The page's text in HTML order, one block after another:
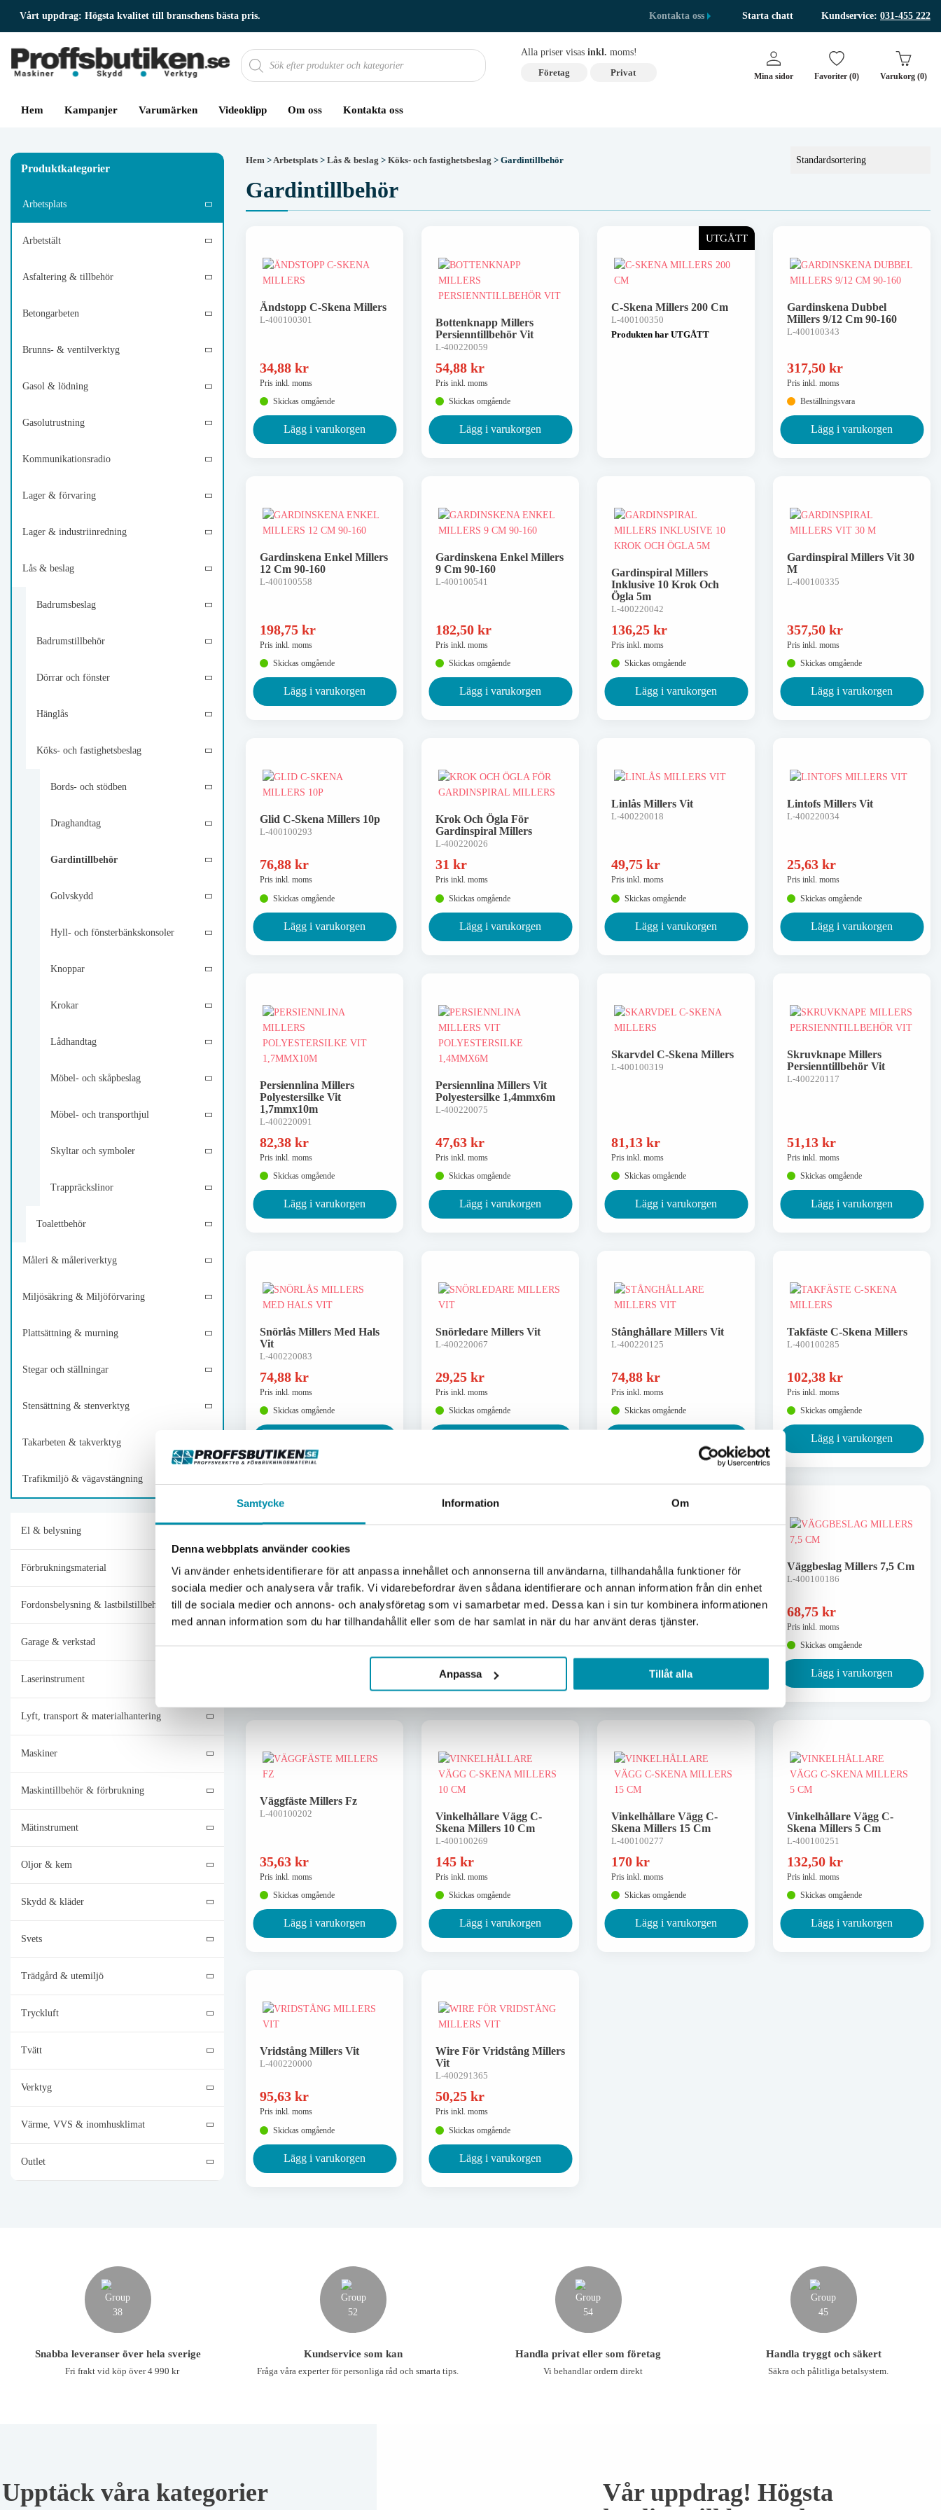
Samtycke Information Om
Denna webbplats använder cookies
Vi använder enhetsidentifierare för att anpassa innehållet och annonserna till användarna, tillhandahålla funktioner för
sociala medier och analysera vår trafik. Vi vidarebefordrar även sådana identifierare och annan information från din enhet
till de sociala medier och annons- och analysföretag som vi samarbetar med. Dessa kan i sin tur kombinera informationen
med annan information som du har tillhandahållit eller som de har samlat in när du har använt deras tjänster.
Anpassa Tillåt alla
Vårt uppdrag: Högsta kvalitet till branschens bästa pris. Kontakta oss Starta chatt Kundservice: 031-455 222
Produktsökning Alla priser visas inkl. moms!
Företag
Privat Mina sidor Favoriter (0) Varukorg (0)
Hem Kampanjer Varumärken Videoklipp Om oss Kontakta oss
Produktkategorier
Arbetsplats
Arbetstält
Asfaltering & tillbehör
Betongarbeten
Brunns- & ventilverktyg
Gasol & lödning
Gasolutrustning
Kommunikationsradio
Lager & förvaring
Lager & industriinredning
Lås & beslag
Badrumsbeslag
Badrumstillbehör
Dörrar och fönster
Hänglås
Köks- och fastighetsbeslag
Bords- och stödben
Draghandtag
Gardintillbehör
Golvskydd
Hyll- och fönsterbänkskonsoler
Knoppar
Krokar
Lådhandtag
Möbel- och skåpbeslag
Möbel- och transporthjul
Skyltar och symboler
Trappräckslinor
Toalettbehör
Måleri & måleriverktyg
Miljösäkring & Miljöförvaring
Plattsättning & murning
Stegar och ställningar
Stensättning & stenverktyg
Takarbeten & takverktyg
Trafikmiljö & vägavstängning
El & belysning
Förbrukningsmaterial
Fordonsbelysning & lastbilstillbehör
Garage & verkstad
Laserinstrument
Lyft, transport & materialhantering
Maskiner
Maskintillbehör & förbrukning
Mätinstrument
Oljor & kem
Outlet
Skydd & kläder
Svets
Trädgård & utemiljö
Tryckluft
Tvätt
Värme, VVS & inomhusklimat
Verktyg
Hem >Arbetsplats > Lås & beslag > Köks- och fastighetsbeslag > Gardintillbehör
Gardintillbehör
Ändstopp C-Skena Millers
L-400100301
34,88 kr
Pris inkl. moms
Skickas omgående
Lägg i varukorgen
Bottenknapp Millers
Persienntillbehör Vit
L-400220059
54,88 kr
Pris inkl. moms
Skickas omgående
Lägg i varukorgen
UTGÅTT
C-Skena Millers 200 Cm
L-400100350
Produkten har UTGÅTT
Gardinskena Dubbel
Millers 9/12 Cm 90-160
L-400100343
317,50 kr
Pris inkl. moms
Beställningsvara
Lägg i varukorgen
Gardinskena Enkel Millers
12 Cm 90-160
L-400100558
198,75 kr
Pris inkl. moms
Skickas omgående
Lägg i varukorgen
Gardinskena Enkel Millers
9 Cm 90-160
L-400100541
182,50 kr
Pris inkl. moms
Skickas omgående
Lägg i varukorgen
Gardinspiral Millers
Inklusive 10 Krok Och
Ögla 5m
L-400220042
136,25 kr
Pris inkl. moms
Skickas omgående
Lägg i varukorgen
Gardinspiral Millers Vit 30
M
L-400100335
357,50 kr
Pris inkl. moms
Skickas omgående
Lägg i varukorgen
Glid C-Skena Millers 10p
L-400100293
76,88 kr
Pris inkl. moms
Skickas omgående
Lägg i varukorgen
Krok Och Ögla För
Gardinspiral Millers
L-400220026
31 kr
Pris inkl. moms
Skickas omgående
Lägg i varukorgen
Linlås Millers Vit
L-400220018
49,75 kr
Pris inkl. moms
Skickas omgående
Lägg i varukorgen
Lintofs Millers Vit
L-400220034
25,63 kr
Pris inkl. moms
Skickas omgående
Lägg i varukorgen
Persiennlina Millers
Polyestersilke Vit
1,7mmx10m
L-400220091
82,38 kr
Pris inkl. moms
Skickas omgående
Lägg i varukorgen
Persiennlina Millers Vit
Polyestersilke 1,4mmx6m
L-400220075
47,63 kr
Pris inkl. moms
Skickas omgående
Lägg i varukorgen
Skarvdel C-Skena Millers
L-400100319
81,13 kr
Pris inkl. moms
Skickas omgående
Lägg i varukorgen
Skruvknape Millers
Persienntillbehör Vit
L-400220117
51,13 kr
Pris inkl. moms
Skickas omgående
Lägg i varukorgen
Snörlås Millers Med Hals
Vit
L-400220083
74,88 kr
Pris inkl. moms
Skickas omgående
Snörledare Millers Vit
L-400220067
29,25 kr
Pris inkl. moms
Skickas omgående
Stånghållare Millers Vit
L-400220125
74,88 kr
Pris inkl. moms
Skickas omgående
Takfäste C-Skena Millers
L-400100285
102,38 kr
Pris inkl. moms
Skickas omgående
Lägg i varukorgen
Väggbeslag 7,5 Cm Sp
462,50kr
Pris inkl. moms
Skickas omgående
Väggbeslag Millers 15 Cm
79,88kr
Pris inkl. moms
Skickas omgående
Lägg i varukorgen
Väggbeslag Millers 15 Cm
20 St
L-500101233
456,25kr
Pris inkl. moms
Skickas omgående
Lägg i varukorgen
Väggbeslag Millers 7,5 Cm
L-400100186
68,75 kr
Pris inkl. moms
Skickas omgående
Lägg i varukorgen
Väggfäste Millers Fz
L-400100202
35,63 kr
Pris inkl. moms
Skickas omgående
Lägg i varukorgen
Vinkelhållare Vägg C-
Skena Millers 10 Cm
L-400100269
145 kr
Pris inkl. moms
Skickas omgående
Lägg i varukorgen
Vinkelhållare Vägg C-
Skena Millers 15 Cm
L-400100277
170 kr
Pris inkl. moms
Skickas omgående
Lägg i varukorgen
Vinkelhållare Vägg C-
Skena Millers 5 Cm
L-400100251
132,50 kr
Pris inkl. moms
Skickas omgående
Lägg i varukorgen
Vridstång Millers Vit
L-400220000
95,63 kr
Pris inkl. moms
Skickas omgående
Lägg i varukorgen
Wire För Vridstång Millers
Vit
L-400291365
50,25 kr
Pris inkl. moms
Skickas omgående
Lägg i varukorgen
Snabba leveranser över hela sverige
Fri frakt vid köp över 4 990 kr
Kundservice som kan
Fråga våra experter för personliga råd och smarta tips.
Handla privat eller som företag
Vi behandlar ordern direkt
Handla tryggt och säkert
Säkra och pålitliga betalsystem.
Upptäck våra kategorier
Vår uppdrag! Högsta
Välkommen till Proffsbutiken
Företag
Exkl. moms
Privat
Inkl. moms